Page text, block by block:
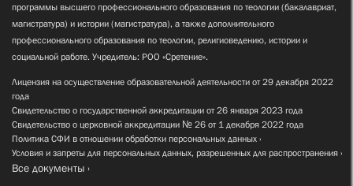
программы высшего профессионального образования по теологии (бакалавриат,
магистратура) и истории (магистратура), а также дополнительного
профессионального образования по теологии, религиоведению, истории и
социальной работе. Учредитель: РОО «Сретение».
Лицензия на осуществление образовательной деятельности от 29 декабря 2022
года
Свидетельство о государственной аккредитации от 26 января 2023 года
Свидетельство о церковной аккредитации № 26 от 1 декабря 2022 года
Политика СФИ в отношении обработки персональных данных
Условия и запреты для персональных данных, разрешенных для распространения
Все документы